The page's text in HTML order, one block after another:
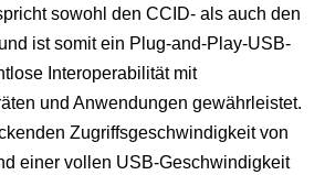
sowohl den CCID- als auch den
ist somit ein Plug-and-Play-USB-
Interoperabilität mit
und Anwendungen gewährleistet.
Zugriffsgeschwindigkeit von
einer vollen USB-Geschwindigkeit